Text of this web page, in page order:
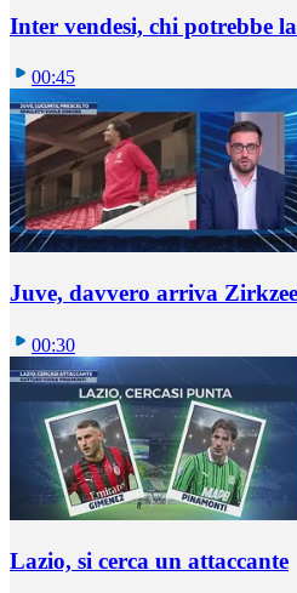
Inter vendesi, chi potrebbe
00:45
Juve, davvero arriva
00:30
Lazio, si cerca un attaccante